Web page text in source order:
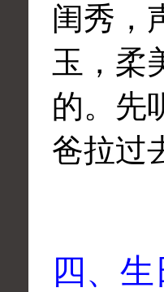
闺秀，
玉，柔
的。先
爸拉过
四、